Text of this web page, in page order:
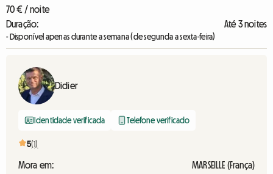
70 € / noite
Duração:
Até 3 noites
- Disponível apenas durante a semana (de segunda a sexta-feira)
Didier
Identidade verificada Telefone verificado
5(1)
Mora em:
MARSEILLE (França)